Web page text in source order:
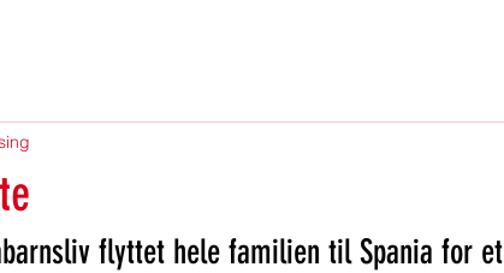
flyttet hele familien til Spania for et